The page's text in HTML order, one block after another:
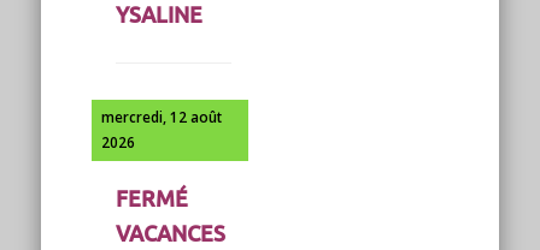
YSALINE
mercredi, 12 août
2026
FERMÉ
VACANCES